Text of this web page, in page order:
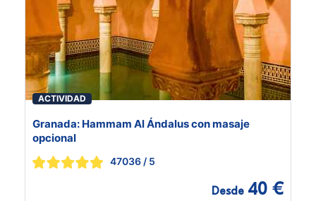
ACTIVIDAD
Granada: Hammam Al Ándalus con masaje
opcional
47036 / 5
Desde 40 €